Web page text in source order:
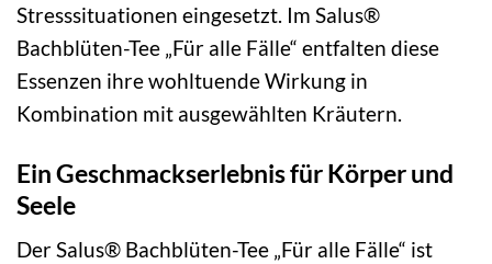
Stresssituationen eingesetzt. Im Salus®
Bachblüten-Tee „Für alle Fälle“ entfalten diese
Essenzen ihre wohltuende Wirkung in
Kombination mit ausgewählten Kräutern.
Ein Geschmackserlebnis für Körper und
Seele
Der Salus® Bachblüten-Tee „Für alle Fälle“ ist